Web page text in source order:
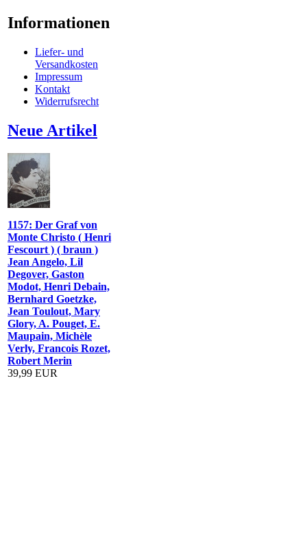
Informationen
Liefer- und
Versandkosten
Impressum
Kontakt
Widerrufsrecht
Neue Artikel
1157: Der Graf von
Monte Christo ( Henri
Fescourt ) ( braun )
Jean Angelo, Lil
Degover, Gaston
Modot, Henri Debain,
Bernhard Goetzke,
Jean Toulout, Mary
Glory, A. Pouget, E.
Maupain, Michèle
Verly, Francois Rozet,
Robert Merin
39,99 EUR